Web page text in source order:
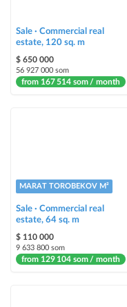
Highlight with color
Auto UP
Stickers
and help sell it faster
Sale · Commercial real
estate, 120 sq. m
$ 650 000
56 927 000 som
from 167 514 som / month
MARAT TOROBEKOV M²
Sale · Commercial real
estate, 64 sq. m
$ 110 000
9 633 800 som
from 129 104 som / month